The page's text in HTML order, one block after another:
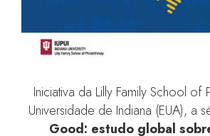
Iniciativa da Lilly Family School of
Universidade de Indiana (EUA), a
Good: estudo global